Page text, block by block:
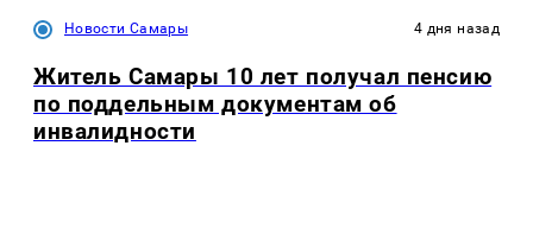
Новости Самары 4 дня назад
Житель Самары 10 лет получал пенсию
по поддельным документам об
инвалидности